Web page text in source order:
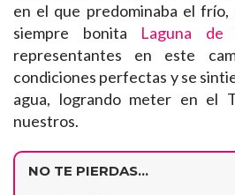
en el que predominaba el
siempre bonita Laguna de
representantes en este
condiciones perfectas y se
agua, logrando meter en el
nuestros.
NO TE PIERDAS...